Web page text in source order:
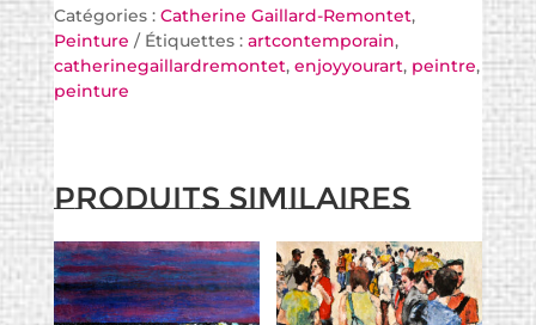
Catégories : Catherine Gaillard-Remontet,
Peinture
Étiquettes : artcontemporain,
catherinegaillardremontet, enjoyyourart, peintre,
peinture
Produits similaires